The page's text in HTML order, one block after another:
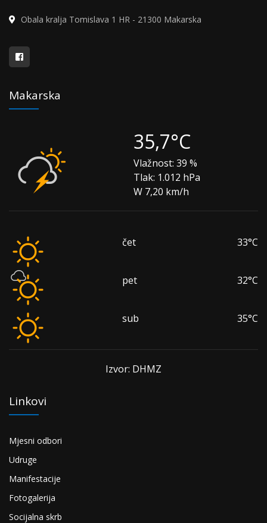
Obala kralja Tomislava 1 HR - 21300 Makarska
Makarska
35,7°C
Vlažnost: 39 %
Tlak: 1.012 hPa
W 7,20 km/h
čet 33°C
pet 32°C
sub 35°C
Izvor: DHMZ
Linkovi
Mjesni odbori
Udruge
Manifestacije
Fotogalerija
Socijalna skrb